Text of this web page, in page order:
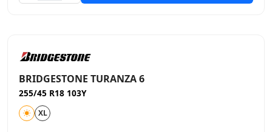
BRIDGESTONE TURANZA 6
255/45 R18 103Y
XL